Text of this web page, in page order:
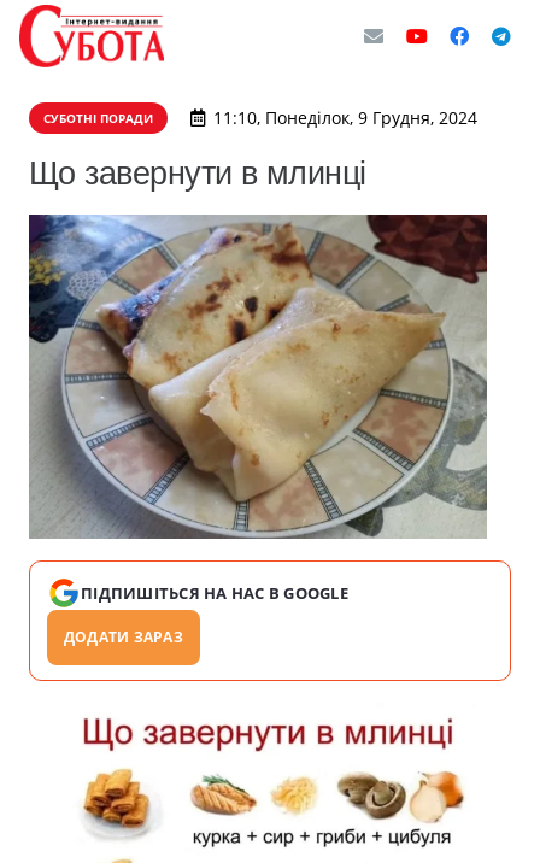
СУБОТНІ ПОРАДИ 11:10, Понеділок, 9 Грудня, 2024
Що завернути в млинці
ПІДПИШІТЬСЯ НА НАС В GOOGLE
ДОДАТИ ЗАРАЗ